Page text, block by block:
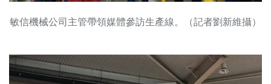
敏信機械公司主管帶領媒體參訪生產線。（記者劉新維攝）